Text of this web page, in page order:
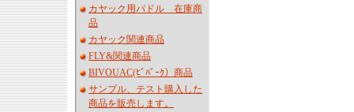
カヤック用パドル 在庫商
品
カヤック関連商品
FLY&関連商品
BIVOUAC(ﾋﾞﾊﾞｰｸ）商品
サンプル、テスト購入した
商品を販売します。